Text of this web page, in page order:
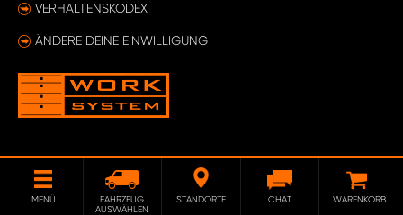
VERHALTENSKODEX
ÄNDERE DEINE EINWILLIGUNG
MENÜ
FAHRZEUG
AUSWÄHLEN
STANDORTE CHAT WARENKORB